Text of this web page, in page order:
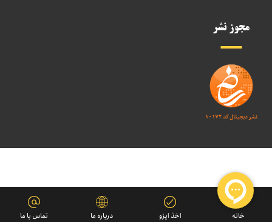
مجوز نشر
خانه اخذ ایزو درباره ما تماس با ما